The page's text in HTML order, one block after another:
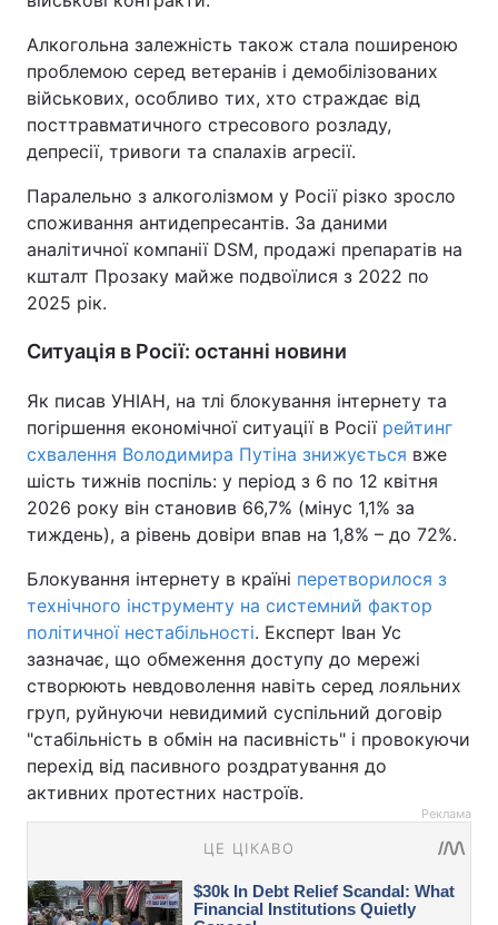
Алкогольна залежність також стала поширеною
проблемою серед ветеранів і демобілізованих
військових, особливо тих, хто страждає від
посттравматичного стресового розладу,
депресії, тривоги та спалахів агресії.
Паралельно з алкоголізмом у Росії різко зросло
споживання антидепресантів. За даними
аналітичної компанії DSM, продажі препаратів на
кшталт Прозаку майже подвоїлися з 2022 по
2025 рік.
Ситуація в Росії: останні новини
Як писав УНІАН, на тлі блокування інтернету та
погіршення економічної ситуації в Росії рейтинг
схвалення Володимира Путіна знижується вже
шість тижнів поспіль: у період з 6 по 12 квітня
2026 року він становив 66,7% (мінус 1,1% за
тиждень), а рівень довіри впав на 1,8% – до 72%.
Блокування інтернету в країні перетворилося з
технічного інструменту на системний фактор
політичної нестабільності. Експерт Іван Ус
зазначає, що обмеження доступу до мережі
створюють невдоволення навіть серед лояльних
груп, руйнуючи невидимий суспільний договір
"стабільність в обмін на пасивність" і провокуючи
перехід від пасивного роздратування до
активних протестних настроїв.
Реклама